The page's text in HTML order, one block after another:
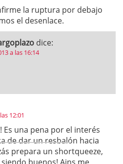
la ruptura por debajo
el desenlace.
dice:
a las 16:14
12:01
Es una pena por el interés
de dar un resbalón hacia
prepara un shortqueeze,